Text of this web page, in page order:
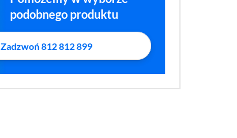
podobnego produktu
Zadzwoń 812 812 899